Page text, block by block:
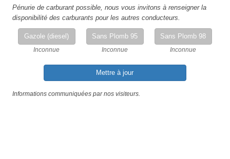
Pénurie de carburant possible, nous vous invitons à renseigner la
disponibilité des carburants pour les autres conducteurs.
Gazole (diesel)
Inconnue
Sans Plomb 95
Inconnue
Sans Plomb 98
Inconnue
Mettre à jour
Informations communiquées par nos visiteurs.